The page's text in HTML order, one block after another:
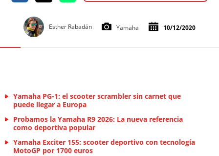
Esther Rabadán Yamaha 10/12/2020
Yamaha PG-1: el scooter scrambler sin carnet que
puede llegar a Europa
Probamos la Yamaha R9 2026: La nueva referencia
como deportiva popular
Yamaha Exciter 155: scooter deportivo con tecnología
MotoGP por 1700 euros